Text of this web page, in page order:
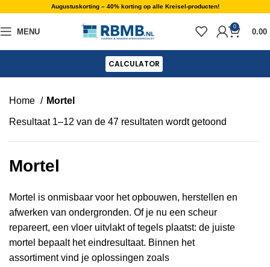
Augustuskorting – 40% korting op alle Kreisel-producten!
MENU
0
0.00
CALCULATOR
Home Mortel
Resultaat 1–12 van de 47 resultaten wordt getoond
Mortel
Mortel is onmisbaar voor het opbouwen, herstellen en
afwerken van ondergronden. Of je nu een scheur
repareert, een vloer uitvlakt of tegels plaatst: de juiste
mortel bepaalt het eindresultaat. Binnen het
assortiment vind je oplossingen zoals